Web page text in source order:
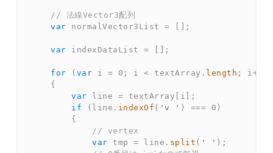
// 法線Vector3配列
var normalVector3List = [ ] ;
var indexDataList = [ ] ;
for ( var i = 0 ; i < textArray . length ; i ++
{
var line = textArray [ i ] ;
if
( line . indexOf ( 'v ' ) === 0 )
{
// vertex
var tmp = line . split ( ' ' ) ;